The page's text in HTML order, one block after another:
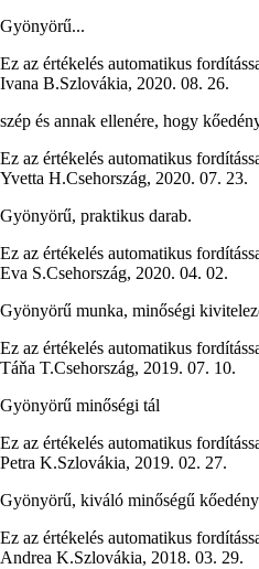
Gyönyörű...
Ez az értékelés automatikus
Ivana B.Szlovákia, 2020. 08. 26.
szép és annak ellenére, hogy
Ez az értékelés automatikus
Yvetta H.Csehország, 2020. 07. 23.
Gyönyörű, praktikus darab.
Ez az értékelés automatikus
Eva S.Csehország, 2020. 04. 02.
Gyönyörű munka, minőségi
Ez az értékelés automatikus
Táňa T.Csehország, 2019. 07. 10.
Gyönyörű minőségi tál
Ez az értékelés automatikus
Petra K.Szlovákia, 2019. 02. 27.
Gyönyörű, kiváló minőségű
Ez az értékelés automatikus
Andrea K.Szlovákia, 2018. 03. 29.